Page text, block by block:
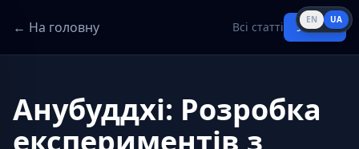
← На головну Всі статті Увійти
Анубуддхі: Розробка
EN UA